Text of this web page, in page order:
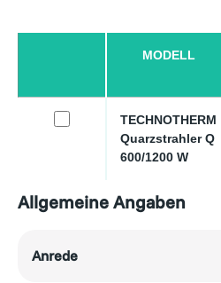
MODELL
TECHNOTHERM
Quarzstrahler Q
600/1200 W
Allgemeine Angaben